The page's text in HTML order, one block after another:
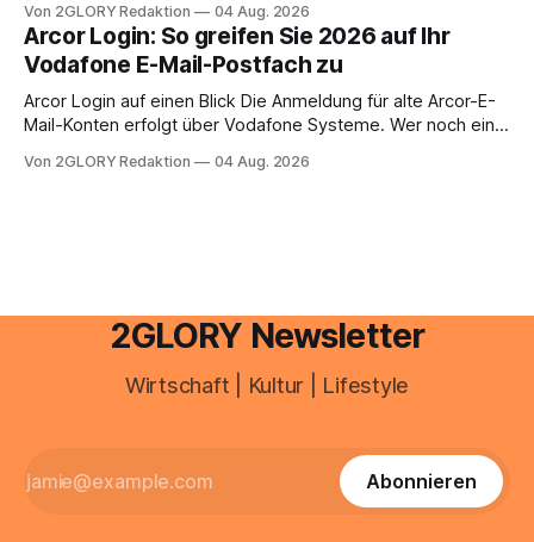
abwesenheiten und die gesamte kommunikation rund um
Ihr personal digital zu organisieren. In diesem Leitfaden
erfahren Sie alles, was Sie für einen reibungslosen Einstieg
brauchen, von der Registrierung
Von 2GLORY Redaktion 04 Aug. 2026
Arcor Login: So greifen Sie 2026 auf Ihr
Vodafone E-Mail-Postfach zu
Arcor Login auf einen Blick Die Anmeldung für alte Arcor-E-
Mail-Konten erfolgt über Vodafone Systeme. Wer noch eine
besitzt, loggt sich heute über das Vodafone E-Mail & Cloud
Von 2GLORY Redaktion 04 Aug. 2026
2GLORY Newsletter
Wirtschaft | Kultur | Lifestyle
Abonnieren